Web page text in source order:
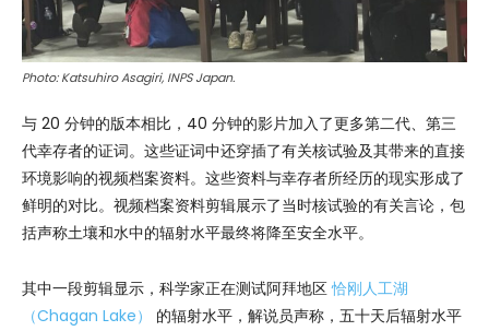
Photo: Katsuhiro Asagiri, INPS Japan.
与 20 分钟的版本相比，40 分钟的影片加入了更多第二代、第三
代幸存者的证词。这些证词中还穿插了有关核试验及其带来的直接
环境影响的视频档案资料。这些资料与幸存者所经历的现实形成了
鲜明的对比。视频档案资料剪辑展示了当时核试验的有关言论，包
括声称土壤和水中的辐射水平最终将降至安全水平。
其中一段剪辑显示，科学家正在测试阿拜地区恰刚人工湖
（Chagan Lake）
的辐射水平，解说员声称，五十天后辐射水平